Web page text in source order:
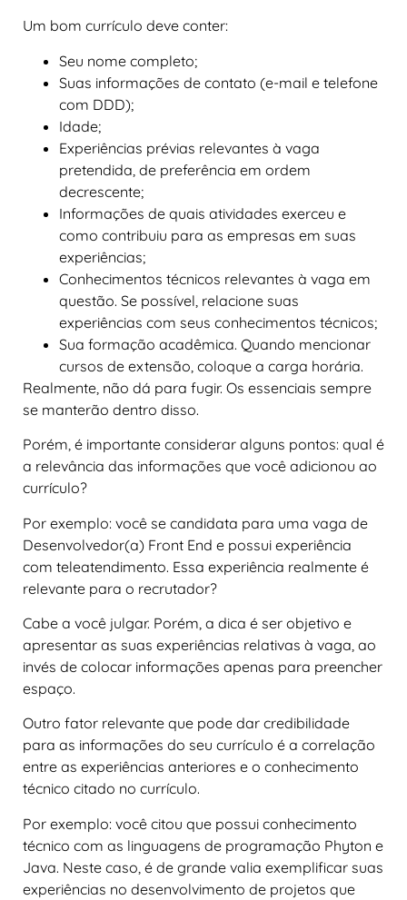
Um bom currículo deve conter:
Seu nome completo;
Suas informações de contato (e-mail e telefone
com DDD);
Idade;
Experiências prévias relevantes à vaga
pretendida, de preferência em ordem
decrescente;
Informações de quais atividades exerceu e
como contribuiu para as empresas em suas
experiências;
Conhecimentos técnicos relevantes à vaga em
questão. Se possível, relacione suas
experiências com seus conhecimentos técnicos;
Sua formação acadêmica. Quando mencionar
cursos de extensão, coloque a carga horária.
Realmente, não dá para fugir. Os essenciais sempre
se manterão dentro disso.
Porém, é importante considerar alguns pontos: qual é
a relevância das informações que você adicionou ao
currículo?
Por exemplo: você se candidata para uma vaga de
Desenvolvedor(a) Front End e possui experiência
com teleatendimento. Essa experiência realmente é
relevante para o recrutador?
Cabe a você julgar. Porém, a dica é ser objetivo e
apresentar as suas experiências relativas à vaga, ao
invés de colocar informações apenas para preencher
espaço.
Outro fator relevante que pode dar credibilidade
para as informações do seu currículo é a correlação
entre as experiências anteriores e o conhecimento
técnico citado no currículo.
Por exemplo: você citou que possui conhecimento
técnico com as linguagens de programação Phyton e
Java. Neste caso, é de grande valia exemplificar suas
experiências no desenvolvimento de projetos que